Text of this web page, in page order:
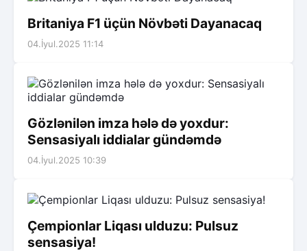
Britaniya F1 üçün Növbəti Dayanacaq
04.İyul.2025 11:14
Gözlənilən imza hələ də yoxdur:
Sensasiyalı iddialar gündəmdə
04.İyul.2025 10:39
Çempionlar Liqası ulduzu: Pulsuz
sensasiya!